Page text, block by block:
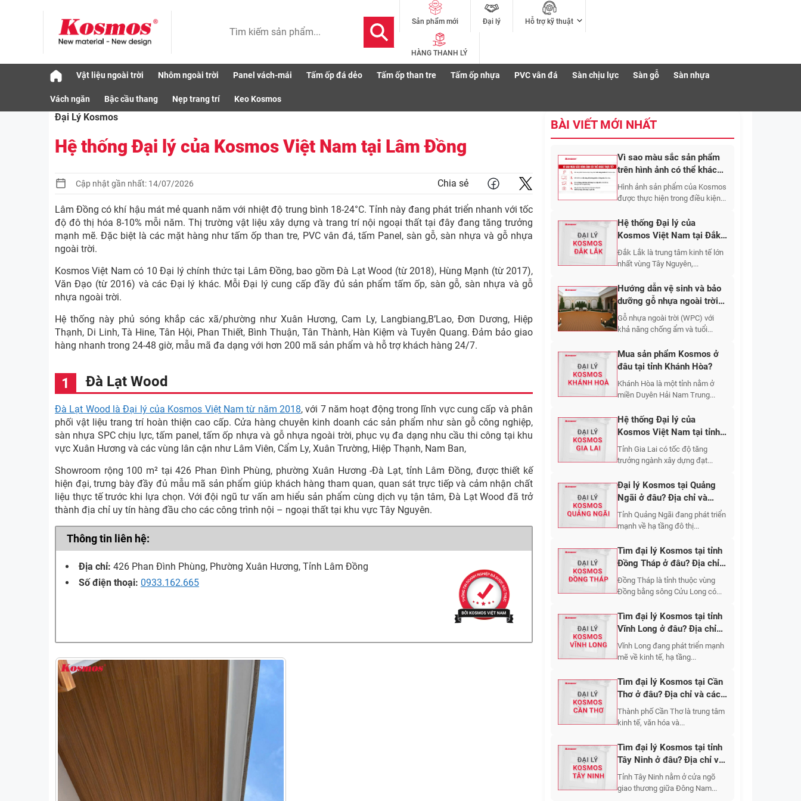
Sản phẩm mới Đại lý Hỗ trợ kỹ thuật
HÀNG THANH LÝ
Vật liệu ngoài trời Nhôm ngoài trời Panel vách-mái Tấm ốp đá dẻo Tấm ốp than tre Tấm ốp nhựa PVC vân đá Sàn chịu lực Sàn gỗ Sàn nhựa
Vách ngăn Bậc cầu thang Nẹp trang trí Keo Kosmos
Đại Lý Kosmos
Hệ thống Đại lý của Kosmos Việt Nam tại Lâm Đồng
Cập nhật gần nhất: 14/07/2026 Chia sẻ
Lâm Đồng có khí hậu mát mẻ quanh năm với nhiệt độ trung bình 18-24°C. Tỉnh này đang phát triển nhanh với tốc
độ đô thị hóa 8-10% mỗi năm. Thị trường vật liệu xây dựng và trang trí nội ngoại thất tại đây đang tăng trưởng
mạnh mẽ. Đặc biệt là các mặt hàng như tấm ốp than tre, PVC vân đá, tấm Panel, sàn gỗ, sàn nhựa và gỗ nhựa
ngoài trời.
Kosmos Việt Nam có 10 Đại lý chính thức tại Lâm Đồng, bao gồm Đà Lạt Wood (từ 2018), Hùng Mạnh (từ 2017),
Văn Đạo (từ 2016) và các Đại lý khác. Mỗi Đại lý cung cấp đầy đủ sản phẩm tấm ốp, sàn gỗ, sàn nhựa và gỗ
nhựa ngoài trời.
Hệ thống này phủ sóng khắp các xã/phường như Xuân Hương, Cam Ly, Langbiang,B’Lao, Đơn Dương, Hiệp
Thạnh, Di Linh, Tà Hine, Tân Hội, Phan Thiết, Bình Thuận, Tân Thành, Hàn Kiệm và Tuyên Quang. Đảm bảo giao
hàng nhanh trong 24-48 giờ, mẫu mã đa dạng với hơn 200 mã sản phẩm và hỗ trợ khách hàng 24/7.
Đà Lạt Wood
Đà Lạt Wood là Đại lý của Kosmos Việt Nam từ năm 2018, với 7 năm hoạt động trong lĩnh vực cung cấp và phân
phối vật liệu trang trí hoàn thiện cao cấp. Cửa hàng chuyên kinh doanh các sản phẩm như sàn gỗ công nghiệp,
sàn nhựa SPC chịu lực, tấm panel, tấm ốp nhựa và gỗ nhựa ngoài trời, phục vụ đa dạng nhu cầu thi công tại khu
vực Xuân Hương và các vùng lân cận như Lâm Viên, Cẩm Ly, Xuân Trường, Hiệp Thạnh, Nam Ban,
Showroom rộng 100 m² tại 426 Phan Đình Phùng, phường Xuân Hương -Đà Lạt, tỉnh Lâm Đồng, được thiết kế
hiện đại, trưng bày đầy đủ mẫu mã sản phẩm giúp khách hàng tham quan, quan sát trực tiếp và cảm nhận chất
liệu thực tế trước khi lựa chọn. Với đội ngũ tư vấn am hiểu sản phẩm cùng dịch vụ tận tâm, Đà Lạt Wood đã trở
thành địa chỉ uy tín hàng đầu cho các công trình nội – ngoại thất tại khu vực Tây Nguyên.
Thông tin liên hệ:
Địa chỉ: 426 Phan Đình Phùng, Phường Xuân Hương, Tỉnh Lâm Đồng
Số điện thoại: 0933.162.665
BÀI VIẾT MỚI NHẤT
Vì sao màu sắc sản phẩm
trên hình ảnh có thể khác
với thực tế?
Hình ảnh sản phẩm của Kosmos
được thực hiện trong điều kiện...
Hệ thống Đại lý của
Kosmos Việt Nam tại Đắk
Lắk
Đắk Lắk là trung tâm kinh tế lớn
nhất vùng Tây Nguyên,...
Hướng dẫn vệ sinh và bảo
dưỡng gỗ nhựa ngoài trời
đúng cách
Gỗ nhựa ngoài trời (WPC) với
khả năng chống ẩm và tuổi...
Mua sản phẩm Kosmos ở
đâu tại tỉnh Khánh Hòa?
Khánh Hòa là một tỉnh nằm ở
miền Duyên Hải Nam Trung...
Hệ thống Đại lý của
Kosmos Việt Nam tại tỉnh
Gia Lai
Tỉnh Gia Lai có tốc độ tăng
trưởng ngành xây dựng đạt...
Đại lý Kosmos tại Quảng
Ngãi ở đâu? Địa chỉ và
thông tin liên hệ
Tỉnh Quảng Ngãi đang phát triển
mạnh về hạ tầng đô thị...
Tìm đại lý Kosmos tại tỉnh
Đồng Tháp ở đâu? Địa chỉ
và cách liên hệ?
Đồng Tháp là tỉnh thuộc vùng
Đồng bằng sông Cửu Long có...
Tìm đại lý Kosmos tại tỉnh
Vĩnh Long ở đâu? Địa chỉ
và cách liên hệ?
Vĩnh Long đang phát triển mạnh
mẽ về kinh tế, hạ tầng...
Tìm đại lý Kosmos tại Cần
Thơ ở đâu? Địa chỉ và cách
liên hệ
Thành phố Cần Thơ là trung tâm
kinh tế, văn hóa và...
Tìm đại lý Kosmos tại tỉnh
Tây Ninh ở đâu? Địa chỉ và
cách liên hệ?
Tỉnh Tây Ninh nằm ở cửa ngõ
giao thương giữa Đông Nam...